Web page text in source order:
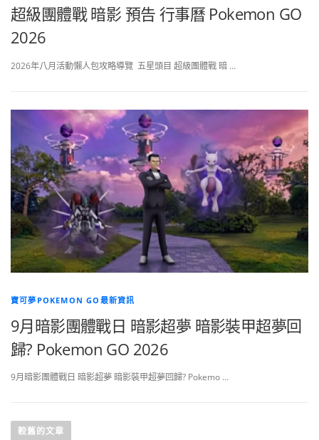
超級團體戰 暗影 預告 行事曆 Pokemon GO
2026
2026年八月活動懶人包攻略導覽 五星頭目 超級團體戰 暗 …
寶可夢POKEMON GO最新資訊
9月暗影團體戰日 暗影超夢 暗影裝甲超夢回
歸? Pokemon GO 2026
9月暗影團體戰日 暗影超夢 暗影裝甲超夢回歸? Pokemo …
章
較舊的文章